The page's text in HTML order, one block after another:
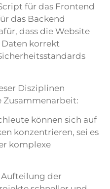
für das Frontend
das Backend
dass die Website
korrekt
Disziplinen
können sich auf
konzentrieren, sei es
komplexe
Aufteilung der